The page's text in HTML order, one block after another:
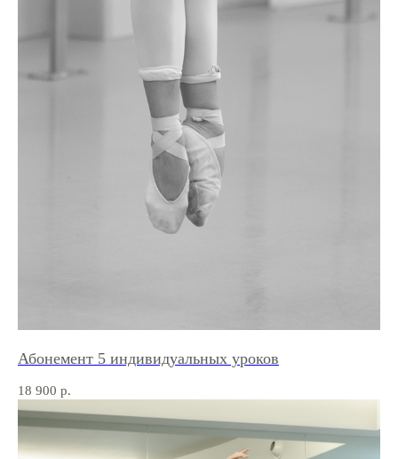
Абонемент 5 индивидуальных уроков
18 900 р.